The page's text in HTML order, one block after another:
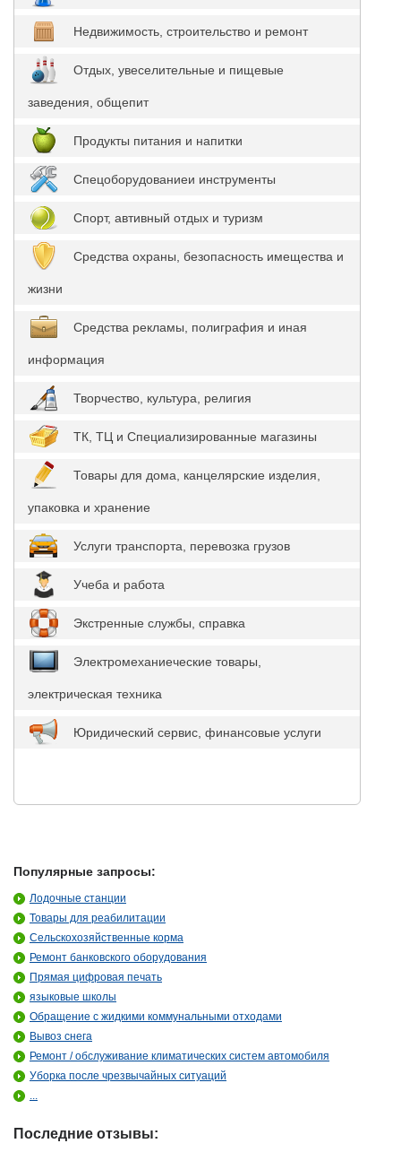
Недвижимость, строительство и ремонт
Отдых, увеселительные и пищевые
заведения, общепит
Продукты питания и напитки
Спецоборудованиеи инструменты
Спорт, автивный отдых и туризм
Средства охраны, безопасность имещества и
жизни
Средства рекламы, полиграфия и иная
информация
Творчество, культура, религия
ТК, ТЦ и Специализированные магазины
Товары для дома, канцелярские изделия,
упаковка и хранение
Услуги транспорта, перевозка грузов
Учеба и работа
Экстренные службы, справка
Электромеханиеческие товары,
электрическая техника
Юридический сервис, финансовые услуги
Популярные запросы:
Лодочные станции
Товары для реабилитации
Сельскохозяйственные корма
Ремонт банковского оборудования
Прямая цифровая печать
языковые школы
Обращение с жидкими коммунальными отходами
Вывоз снега
Ремонт / обслуживание климатических систем автомобиля
Уборка после чрезвычайных ситуаций
...
Последние отзывы: